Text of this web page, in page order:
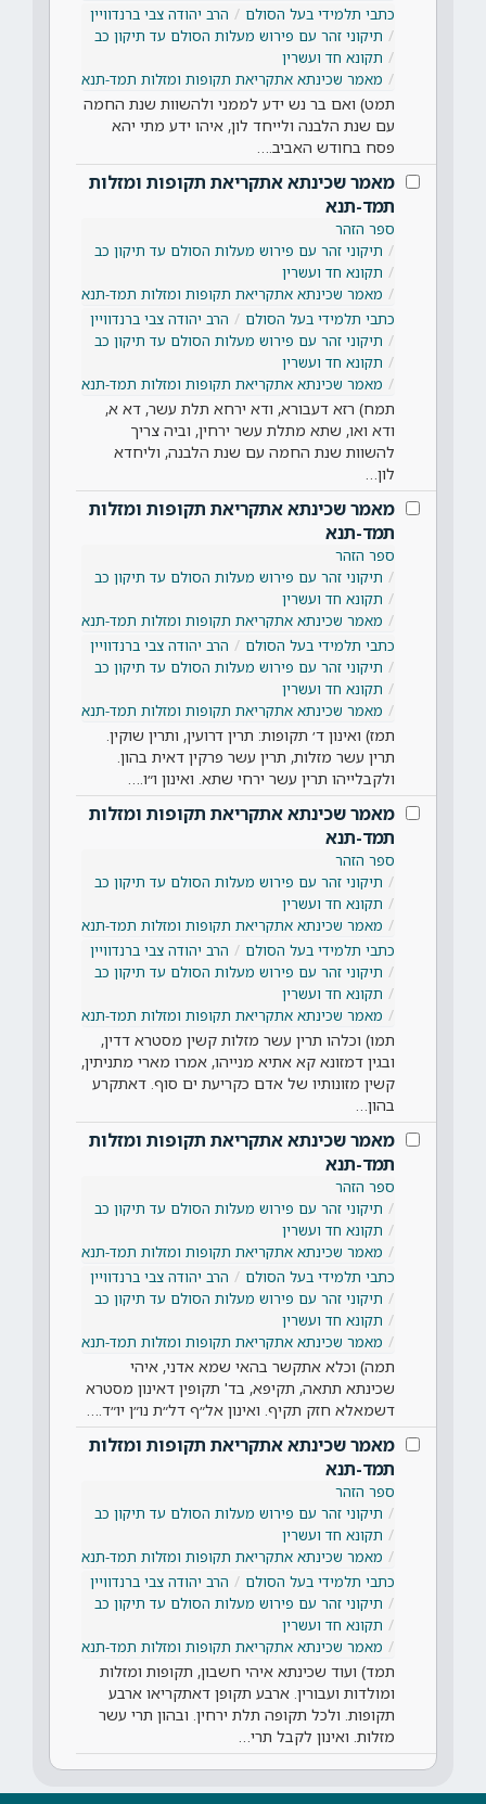
כתבי תלמידי בעל הסולם
הרב יהודה צבי ברנדוויין
תיקוני זהר עם פירוש מעלות הסולם עד תיקון כב
תקונא חד ועשרין
מאמר שכינתא אתקריאת תקופות ומזלות תמד-תנא
תמט) ואם בר נש ידע לממני ולהשוות שנת החמה
עם שנת הלבנה ולייחד לון, איהו ידע מתי יהא
פסח בחודש האביב.…
מאמר שכינתא אתקריאת תקופות ומזלות
תמד-תנא
ספר הזהר
תיקוני זהר עם פירוש מעלות הסולם עד תיקון כב
תקונא חד ועשרין
מאמר שכינתא אתקריאת תקופות ומזלות תמד-תנא
כתבי תלמידי בעל הסולם
הרב יהודה צבי ברנדוויין
תיקוני זהר עם פירוש מעלות הסולם עד תיקון כב
תקונא חד ועשרין
מאמר שכינתא אתקריאת תקופות ומזלות תמד-תנא
תמח) רזא דעבורא, ודא ירחא תלת עשר, דא א,
ודא ואו, שתא מתלת עשר ירחין, וביה צריך
להשוות שנת החמה עם שנת הלבנה, וליחדא
לון…
מאמר שכינתא אתקריאת תקופות ומזלות
תמד-תנא
ספר הזהר
תיקוני זהר עם פירוש מעלות הסולם עד תיקון כב
תקונא חד ועשרין
מאמר שכינתא אתקריאת תקופות ומזלות תמד-תנא
כתבי תלמידי בעל הסולם
הרב יהודה צבי ברנדוויין
תיקוני זהר עם פירוש מעלות הסולם עד תיקון כב
תקונא חד ועשרין
מאמר שכינתא אתקריאת תקופות ומזלות תמד-תנא
תמז) ואינון ד׳ תקופות: תרין דרועין, ותרין שוקין.
תרין עשר מזלות, תרין עשר פרקין דאית בהון.
ולקבלייהו תרין עשר ירחי שתא. ואינון ו״ו.…
מאמר שכינתא אתקריאת תקופות ומזלות
תמד-תנא
ספר הזהר
תיקוני זהר עם פירוש מעלות הסולם עד תיקון כב
תקונא חד ועשרין
מאמר שכינתא אתקריאת תקופות ומזלות תמד-תנא
כתבי תלמידי בעל הסולם
הרב יהודה צבי ברנדוויין
תיקוני זהר עם פירוש מעלות הסולם עד תיקון כב
תקונא חד ועשרין
מאמר שכינתא אתקריאת תקופות ומזלות תמד-תנא
תמו) וכלהו תרין עשר מזלות קשין מסטרא דדין,
ובגין דמזונא קא אתיא מנייהו, אמרו מארי מתניתין,
קשין מזונותיו של אדם כקריעת ים סוף. דאתקרע
בהון…
מאמר שכינתא אתקריאת תקופות ומזלות
תמד-תנא
ספר הזהר
תיקוני זהר עם פירוש מעלות הסולם עד תיקון כב
תקונא חד ועשרין
מאמר שכינתא אתקריאת תקופות ומזלות תמד-תנא
כתבי תלמידי בעל הסולם
הרב יהודה צבי ברנדוויין
תיקוני זהר עם פירוש מעלות הסולם עד תיקון כב
תקונא חד ועשרין
מאמר שכינתא אתקריאת תקופות ומזלות תמד-תנא
תמה) וכלא אתקשר בהאי שמא אדני, איהי
שכינתא תתאה, תקיפא, בד' תקופין דאינון מסטרא
דשמאלא חזק תקיף. ואינון אל״ף דל״ת נו״ן יו״ד.…
מאמר שכינתא אתקריאת תקופות ומזלות
תמד-תנא
ספר הזהר
תיקוני זהר עם פירוש מעלות הסולם עד תיקון כב
תקונא חד ועשרין
מאמר שכינתא אתקריאת תקופות ומזלות תמד-תנא
כתבי תלמידי בעל הסולם
הרב יהודה צבי ברנדוויין
תיקוני זהר עם פירוש מעלות הסולם עד תיקון כב
תקונא חד ועשרין
מאמר שכינתא אתקריאת תקופות ומזלות תמד-תנא
תמד) ועוד שכינתא איהי חשבון, תקופות ומזלות
ומולדות ועבורין. ארבע תקופן דאתקריאו ארבע
תקופות. ולכל תקופה תלת ירחין. ובהון תרי עשר
מזלות. ואינון לקבל תרי…